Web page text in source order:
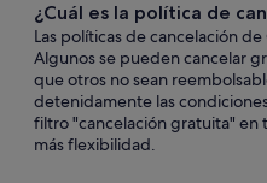
¿Cuál es la política de
Las políticas de cancelación
Algunos se pueden cancelar
que otros no sean
detenidamente las
filtro "cancelación gratuita"
más flexibilidad.